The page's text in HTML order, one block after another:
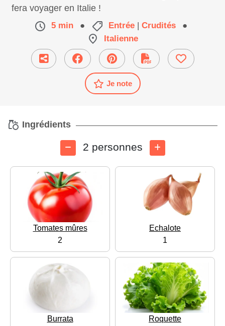
fera voyager en Italie !
5 min ● Entrée | Crudités
●
Italienne
Je note
Ingrédients
2 personnes
Tomates mûres
2
Echalote
1
Burrata
Roquette